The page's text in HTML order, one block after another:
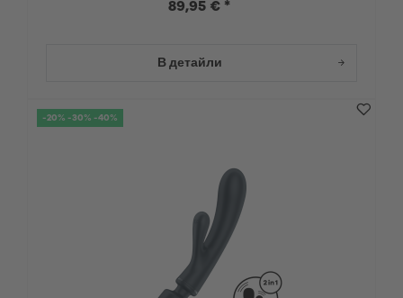
89,95 € *
В детайли
-20% -30% -40%